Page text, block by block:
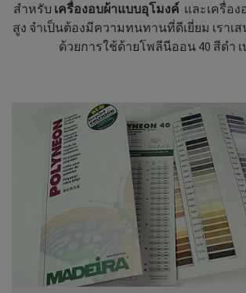
สำหรับ เครื่องอบผ้าแบบอุโมงค์ และเครื่อ
สูง จำเป็นต้องมีความทนทานที่ดีเยี่ยม เรา
ด้วยการใช้ด้ายโพลีนีออน 40 สีดำ เ